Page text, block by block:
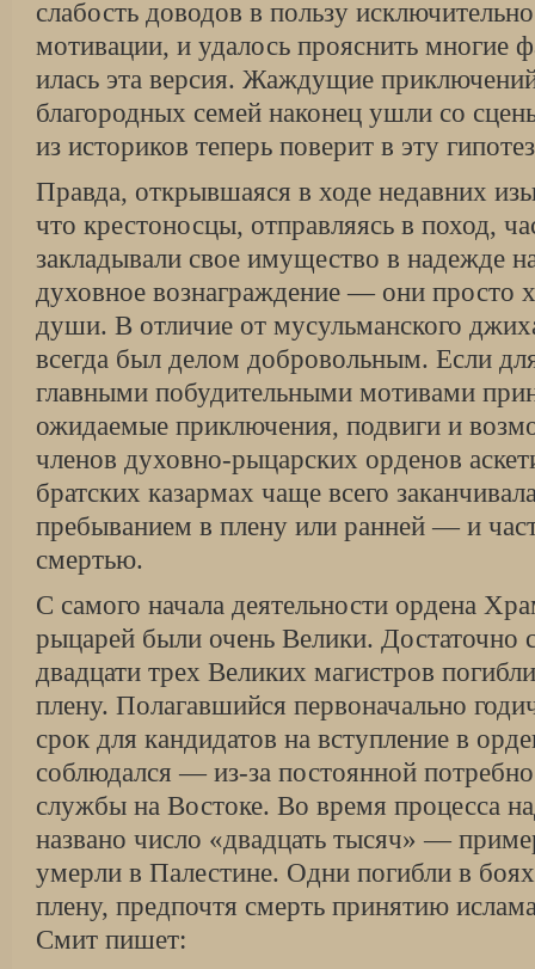
слабость доводов в пользу
моти­вации, и удалось прояснить многие
илась эта версия. Жаждущие
благородных семей наконец ушли со
из историков теперь поверит в эту
Правда, открывшаяся в ходе недавних
что крестоносцы, отправляясь в поход,
закладывали свое имущество в надежде
духовное вознаграждение — они просто
души. В отличие от мусульманского
всегда был делом добровольным. Если
главными побудительными мотивами
ожидаемые приключения, подвиги и
членов духовно-рыцарских орденов
братских казармах чаще всего
пребыванием в плену или ранней — и
смертью.
С самого начала деятельности ордена
рыцарей были очень Велики. Достаточно
двадцати трех Великих магистров
плену. Полагавшийся первоначально
срок для кандидатов на вступление в
соблюдался — из-за постоянной
службы на Востоке. Во время процесса
названо число «двадцать тысяч» —
умерли в Палестине. Одни погибли в
плену, предпочтя смерть приня­тию
Смит пишет: